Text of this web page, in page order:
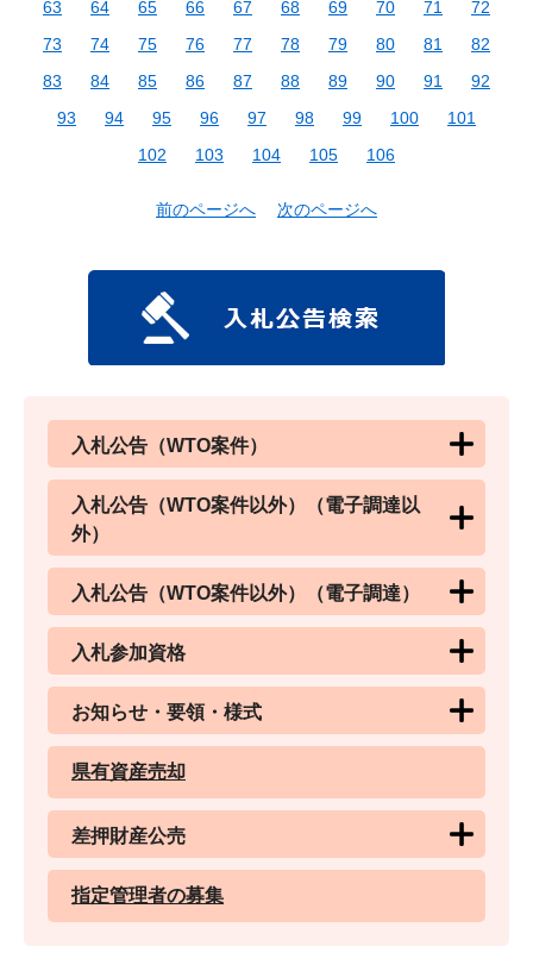
63
64 65 66 67 68 69 70 71
72
73
74 75 76 77 78 79 80 81
82
83
84 85 86 87 88 89 90 91
92
93
94 95 96 97 98 99 100
101
102
103 104 105 106
前のページへ 次のページへ
入札公告（WTO案件）
入札公告（WTO案件以外）（電子調達以
外）
入札公告（WTO案件以外）（電子調達）
入札参加資格
お知らせ・要領・様式
県有資産売却
差押財産公売
指定管理者の募集